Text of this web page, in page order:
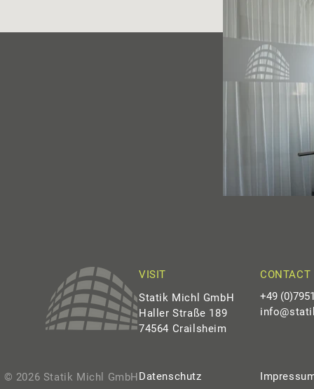
VISIT
Statik Michl GmbH
Haller Straße 189
74564 Crailsheim
CONTACT
+49
© 2026 Statik Michl GmbHDatenschutz